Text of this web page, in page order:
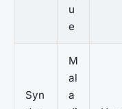
u
e
Syn
M
al
a